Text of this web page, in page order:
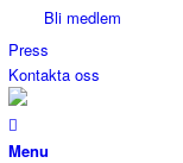
Bli medlem
Press
Kontakta oss
Menu